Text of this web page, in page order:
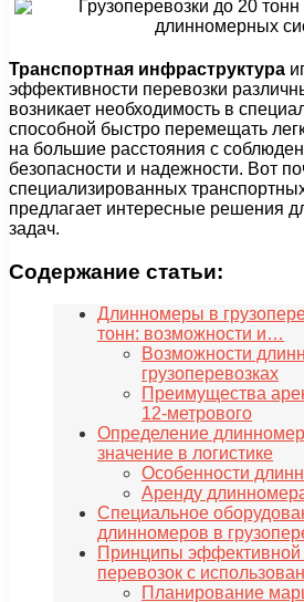
Транспортная инфраструктура
эффективности перевозки
возникает необходимость в
способной быстро перемещать
на большие расстояния с
безопасности и надежности. Вот
специализированных
предлагает интересные решения
задач.
Содержание статьи:
Длинномеры в
тонн: возможности и…
Возможности
грузоперевозках
Преимущества
12-метрового
Определение
значение в логистике
Особенности
Аренду
Специальное
длинномеров в
Принципы эффективной
перевозок с
Планирование